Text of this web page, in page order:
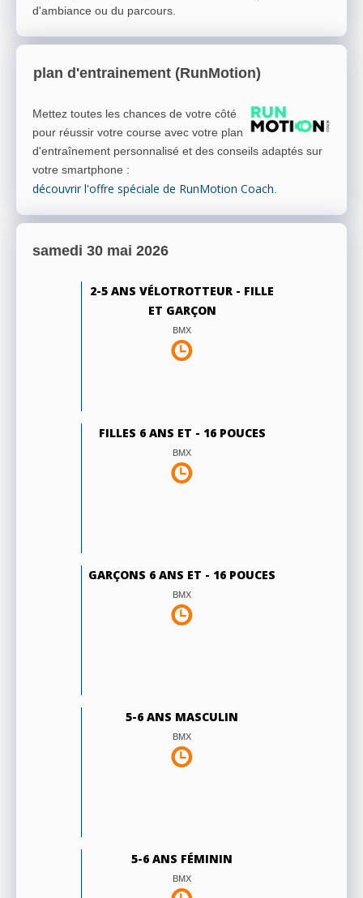
d'ambiance ou du parcours.
plan d'entrainement (RunMotion)
Mettez toutes les chances de votre côté
pour réussir votre course avec votre plan
d'entraînement personnalisé et des conseils adaptés sur
votre smartphone :
découvrir l'offre spéciale de RunMotion Coach.
samedi 30 mai 2026
2-5 ANS VÉLOTROTTEUR - FILLE
ET GARÇON
BMX
FILLES 6 ANS ET - 16 POUCES
BMX
GARÇONS 6 ANS ET - 16 POUCES
BMX
5-6 ANS MASCULIN
BMX
5-6 ANS FÉMININ
BMX